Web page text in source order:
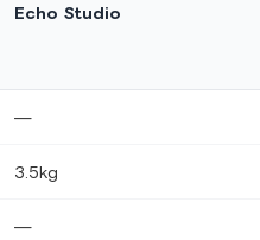
Echo Studio
—
3.5kg
—